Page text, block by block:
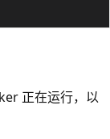
正在运行，以